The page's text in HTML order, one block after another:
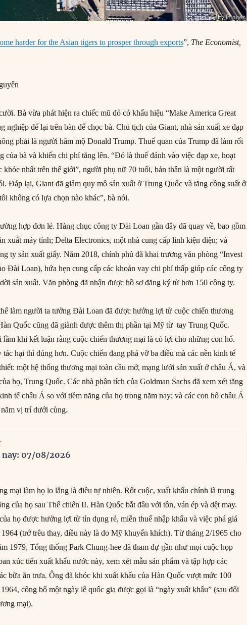
harder for the Asian tigers to prosper through exports”, The Economist,
Bà vừa phát hiện ra chiếc mũ đỏ có khẩu hiệu “Make America Great
nghiệp để lại trên bàn để chọc bà. Chủ tịch của Giant, nhà sản xuất xe đạp
phải là người hâm mộ Donald Trump. Thuế quan của Trump đã làm rối
của bà và khiến chi phí tăng lên. “Đó là thuế đánh vào việc đạp xe, hoạt
khỏe nhất trên thế giới”, người phụ nữ 70 tuổi, bản thân là một người rất
Đáp lại, Giant đã giảm quy mô sản xuất ở Trung Quốc và tăng công suất ở
không có lựa chọn nào khác”, bà nói.
hợp đơn lẻ. Hàng chục công ty Đài Loan gần đây đã quay về, bao gồm
xuất máy tính; Delta Electronics, một nhà cung cấp linh kiện điện; và
ty sản xuất giấy. Năm 2018, chính phủ đã khai trương văn phòng “Invest
Đài Loan), hứa hẹn cung cấp các khoản vay chi phí thấp giúp các công ty
sản xuất. Văn phòng đã nhận được hồ sơ đăng ký từ hơn 150 công ty.
làm người ta tưởng Đài Loan đã được hưởng lợi từ cuộc chiến thương
Quốc cũng đã giành được thêm thị phần tại Mỹ từ tay Trung Quốc.
lầm khi kết luận rằng cuộc chiến thương mại là có lợi cho những con hổ.
hại thì đúng hơn. Cuộc chiến đang phá vỡ ba điều mà các nền kinh tế
một hệ thống thương mại toàn cầu mở, mạng lưới sản xuất ở châu Á, và
họ, Trung Quốc. Các nhà phân tích của Goldman Sachs đã xem xét tăng
tế châu Á so với tiềm năng của họ trong năm nay; và các con hổ châu Á
vị trí dưới cùng.
07/08/2026
mại làm họ lo lắng là điều tự nhiên. Rốt cuộc, xuất khẩu chính là trung
của họ sau Thế chiến II. Hàn Quốc bắt đầu với tôn, ván ép và dệt may.
họ được hưởng lợi từ tín dụng rẻ, miễn thuế nhập khẩu và việc phá giá
(trớ trêu thay, điều này là do Mỹ khuyến khích). Từ tháng 2/1965 cho
1979, Tổng thống Park Chung-hee đã tham dự gần như mọi cuộc họp
xúc tiến xuất khẩu nước này, xem xét mẫu sản phẩm và tập hợp các
bữa ăn trưa. Ông đã khóc khi xuất khẩu của Hàn Quốc vượt mức 100
công bố một ngày lễ quốc gia được gọi là “ngày xuất khẩu” (sau đổi
mại).